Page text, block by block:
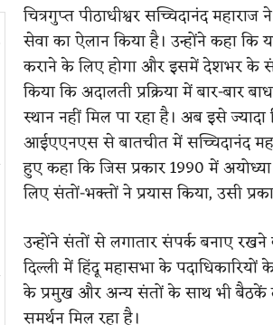
चित्रगुप्त पीठाधीश्वर सच्चिदानंद
सेवा का ऐलान किया है। उन्होंने कहा
कराने के लिए होगा और इसमें देशभर के
किया कि अदालती प्रक्रिया में बार-बार
स्थान नहीं मिल पा रहा है। अब इसे
आईएएनएस से बातचीत में सच्चिदानंद
हुए कहा कि जिस प्रकार 1990 में
लिए संतों-भक्तों ने प्रयास किया, उसी
उन्होंने संतों से लगातार संपर्क बनाए रखने
दिल्ली में हिंदू महासभा के
के प्रमुख और अन्य संतों के साथ भी बैठकें
समर्थन मिल रहा है।